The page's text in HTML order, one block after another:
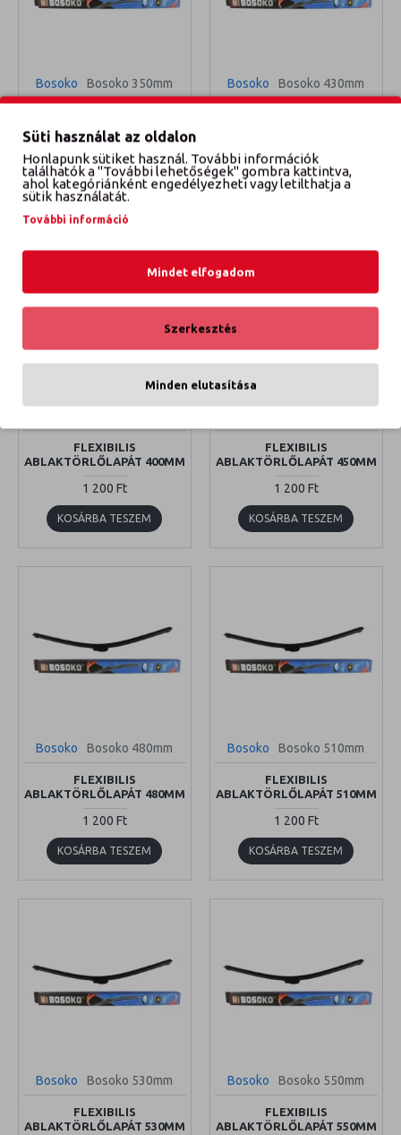
Bosoko Bosoko 350mm
LAPÁT 350MM
1 200 Ft
KOSÁRBA TESZEM
Bosoko Bosoko 430mm
1 200 Ft
KOSÁRBA TESZEM
FLEXIBILIS
ABLAKTÖRLŐLAPÁT 400MM
1 200 Ft
KOSÁRBA TESZEM
FLEXIBILIS
ABLAKTÖRLŐLAPÁT 450MM
1 200 Ft
KOSÁRBA TESZEM
Bosoko Bosoko 480mm
FLEXIBILIS
ABLAKTÖRLŐLAPÁT 480MM
1 200 Ft
KOSÁRBA TESZEM
Bosoko Bosoko 510mm
FLEXIBILIS
ABLAKTÖRLŐLAPÁT 510MM
1 200 Ft
KOSÁRBA TESZEM
Bosoko Bosoko 530mm
FLEXIBILIS
ABLAKTÖRLŐLAPÁT 530MM
Bosoko Bosoko 550mm
FLEXIBILIS
ABLAKTÖRLŐLAPÁT 550MM
Süti használat az oldalon
Honlapunk sütiket használ. További információk
találhatók a "További lehetőségek" gombra kattintva,
ahol kategóriánként engedélyezheti vagy letilthatja a
sütik használatát.
További információ
Mindet elfogadom
Szerkesztés
Minden elutasítása